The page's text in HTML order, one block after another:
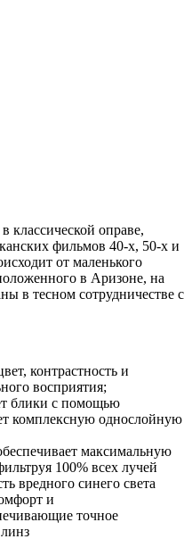
классической оправе,
фильмов 40-х, 50-х и
от маленького
в Аризоне, на
в тесном сотрудничестве с
контрастность и
восприятия;
блики с помощью
комплексную однослойную
максимальную
100% всех лучей
вредного синего света
и
точное